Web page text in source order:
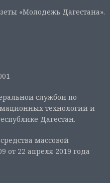
«Молодежь Дагестана».
службой по
технологий и
Дагестан.
массовой
22 апреля 2019 года